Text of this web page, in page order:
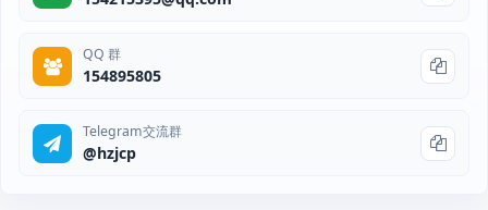
QQ 群
154895805
Telegram交流群
@hzjcp